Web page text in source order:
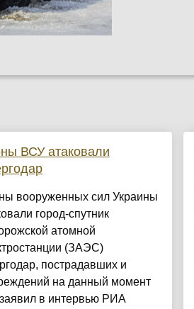
ВСУ атаковали
вооруженных сил Украины
город-спутник
атомной
(ЗАЭС)
пострадавших и
на данный момент
заявил в интервью РИА